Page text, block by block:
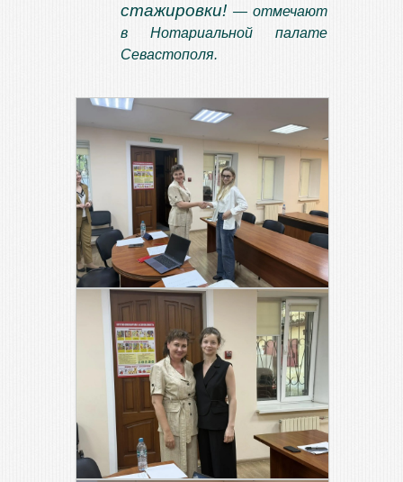
стажировки! — отмечают
в Нотариальной палате
Севастополя.